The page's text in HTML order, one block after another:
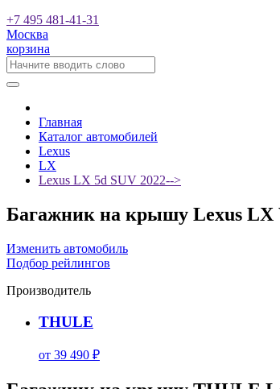
+7 495 481-41-31
Москва
корзина
Главная
Каталог автомобилей
Lexus
LX
Lexus LX 5d SUV 2022-->
Багажник на крышу Lexus LX
Изменить автомобиль
Подбор рейлингов
Производитель
THULE
от 39 490 ₽